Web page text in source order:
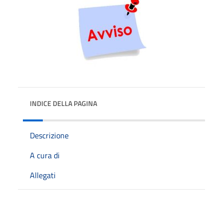
INDICE DELLA PAGINA
Descrizione
A cura di
Allegati